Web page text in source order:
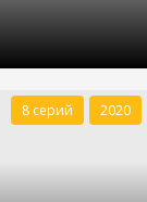
8 серий 2020